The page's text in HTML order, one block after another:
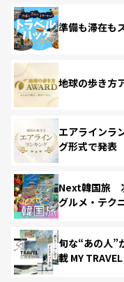
準備も滞在も
地球の歩き方
エアラインラ
グ形式で発表
Next韓国旅
グルメ・テク
旬な“あの人”
載 MY